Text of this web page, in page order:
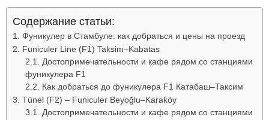
Содержание статьи:
Фуникулер в Стамбуле: как добраться и цены на проезд
Funiculer Line (F1) Taksim–Kabatas
Достопримечательности и кафе рядом со станциями
фуникулера F1
Как добраться до фуникулера F1 Катабаш–Таксим
Tünel (F2) – Funiculer Beyoğlu–Karaköy
Достопримечательности и кафе рядом со станциями